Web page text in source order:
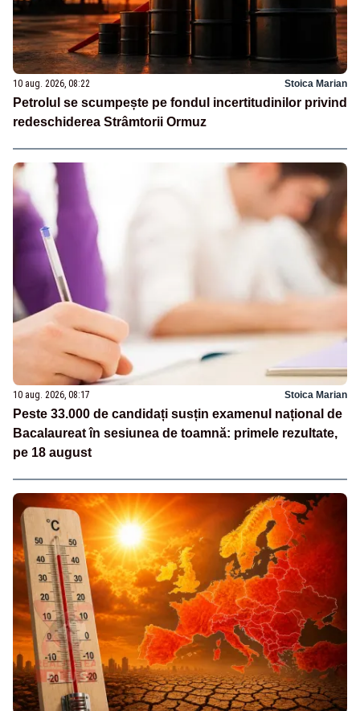
10 aug. 2026, 08:22 Stoica Marian
Petrolul se scumpește pe fondul incertitudinilor privind
redeschiderea Strâmtorii Ormuz
10 aug. 2026, 08:17 Stoica Marian
Peste 33.000 de candidați susțin examenul național de
Bacalaureat în sesiunea de toamnă: primele rezultate,
pe 18 august